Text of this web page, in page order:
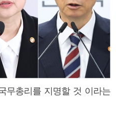
무총리를 지명할 것 이라는